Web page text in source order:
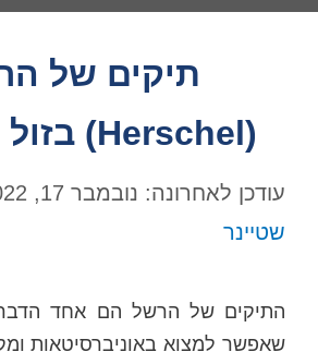
תיקים של
(Herschel) בזול מאמזון
עודכן לאחרונה: נובמבר 17, 2022
שטיינר
התיקים של הרשל הם אחד
שאפשר למצוא באוניברסיטאות